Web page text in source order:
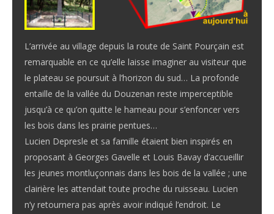
L’arrivée au village depuis la route de Saint Pourçain est
remarquable en ce qu’elle laisse imaginer au visiteur que
le plateau se poursuit à l’horizon du sud… La profonde
entaille de la vallée du Douzenan reste imperceptible
jusqu’à ce qu’on quitte le hameau pour s’enfoncer vers
les bois dans les prairie pentues…
Lucien Depresle et sa famille étaient bien inspirés en
proposant à Georges Gavelle et Louis Bavay d’accueillir
les jeunes montluçonnais dans les bois de la vallée ; une
clairière les attendait toute proche du ruisseau. Lucien
n’y retournera pas après avoir indiqué l’endroit. Le